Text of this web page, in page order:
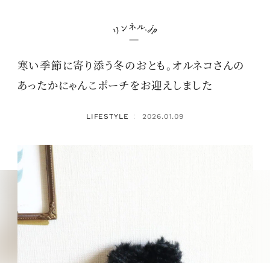
寒い季節に寄り添う冬のおとも。オルネコさんの
あったかにゃんこポーチをお迎えしました
LIFESTYLE ： 2026.01.09